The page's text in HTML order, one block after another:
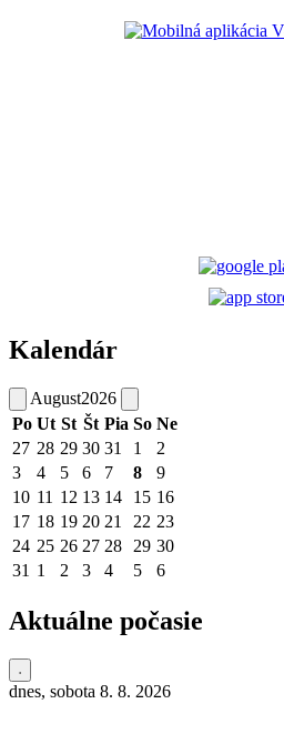
Kalendár
August2026
Po Ut St Št Pia So Ne
27 28 29 30 31 1
2
3
4 5 6 7 8
9
10 11 12 13 14 15 16
17 18 19 20 21 22 23
24 25 26 27 28 29 30
31 1 2 3 4 5 6
Aktuálne počasie
dnes, sobota 8. 8. 2026